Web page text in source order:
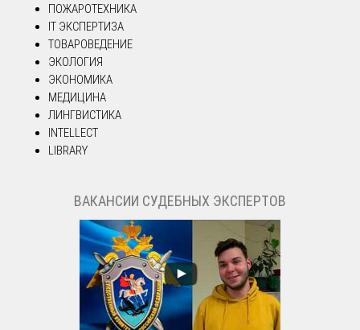
ПОЖАРОТЕХНИКА
IT ЭКСПЕРТИЗА
ТОВАРОВЕДЕНИЕ
ЭКОЛОГИЯ
ЭКОНОМИКА
МЕДИЦИНА
ЛИНГВИСТИКА
INTELLECT
LIBRARY
ВАКАНСИИ СУДЕБНЫХ ЭКСПЕРТОВ